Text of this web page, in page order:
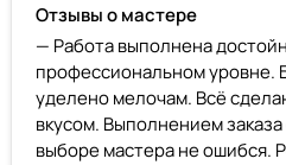
Отзывы о мастере
— Работа выполнена
профессиональном уровне.
уделено мелочам. Всё
вкусом. Выполнением
выборе мастера не ошибся.